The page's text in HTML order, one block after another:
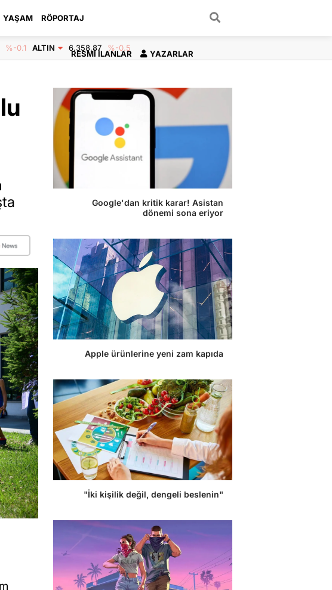
YAŞAM RÖPORTAJ
RESMI İLANLAR YAZARLAR
%-0.1 ALTIN 6.358,87 %-0.5
Google'dan kritik karar! Asistan
dönemi sona eriyor
Apple ürünlerine yeni zam kapıda
"İki kişilik değil, dengeli beslenin"